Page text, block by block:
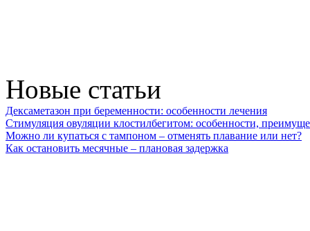
Новые статьи
Дексаметазон при беременности: особенности лечения
Стимуляция овуляции клостилбегитом: особенности,
Можно ли купаться с тампоном – отменять плавание или нет?
Как остановить месячные – плановая задержка